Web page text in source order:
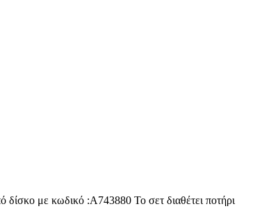
με κωδικό :A743880 Το σετ διαθέτει ποτήρι